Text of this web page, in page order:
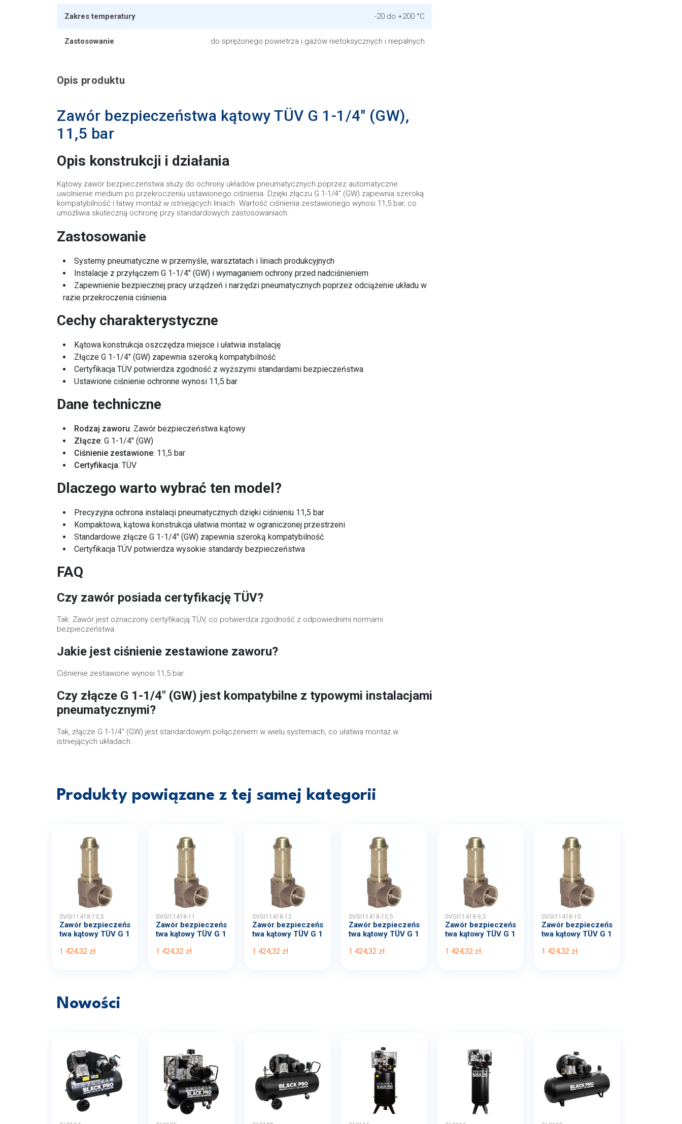
Zakres temperatury -20 do +200 °C
Zastosowanie do sprężonego powietrza i gazów nietoksycznych i niepalnych
Opis produktu
Zawór bezpieczeństwa kątowy TÜV G 1-1/4" (GW),
11,5 bar
Opis konstrukcji i działania
Kątowy zawór bezpieczeństwa służy do ochrony układów pneumatycznych poprzez automatyczne
uwolnienie medium po przekroczeniu ustawionego ciśnienia. Dzięki złączu G 1-1/4" (GW) zapewnia szeroką
kompatybilność i łatwy montaż w istniejących liniach. Wartość ciśnienia zestawionego wynosi 11,5 bar, co
umożliwia skuteczną ochronę przy standardowych zastosowaniach.
Zastosowanie
Systemy pneumatyczne w przemyśle, warsztatach i liniach produkcyjnych
Instalacje z przyłączem G 1-1/4" (GW) i wymaganiem ochrony przed nadciśnieniem
Zapewnienie bezpiecznej pracy urządzeń i narzędzi pneumatycznych poprzez odciążenie układu w
razie przekroczenia ciśnienia
Cechy charakterystyczne
Kątowa konstrukcja oszczędza miejsce i ułatwia instalację
Złącze G 1-1/4" (GW) zapewnia szeroką kompatybilność
Certyfikacja TÜV potwierdza zgodność z wyższymi standardami bezpieczeństwa
Ustawione ciśnienie ochronne wynosi 11,5 bar
Dane techniczne
Rodzaj zaworu: Zawór bezpieczeństwa kątowy
Złącze: G 1-1/4" (GW)
Ciśnienie zestawione: 11,5 bar
Certyfikacja: TÜV
Dlaczego warto wybrać ten model?
Precyzyjna ochrona instalacji pneumatycznych dzięki ciśnieniu 11,5 bar
Kompaktowa, kątowa konstrukcja ułatwia montaż w ograniczonej przestrzeni
Standardowe złącze G 1-1/4" (GW) zapewnia szeroką kompatybilność
Certyfikacja TÜV potwierdza wysokie standardy bezpieczeństwa
FAQ
Czy zawór posiada certyfikację TÜV?
Tak. Zawór jest oznaczony certyfikacją TÜV, co potwierdza zgodność z odpowiednimi normami
bezpieczeństwa.
Jakie jest ciśnienie zestawione zaworu?
Ciśnienie zestawione wynosi 11,5 bar.
Czy złącze G 1-1/4" (GW) jest kompatybilne z typowymi instalacjami
pneumatycznymi?
Tak, złącze G 1-1/4" (GW) jest standardowym połączeniem w wielu systemach, co ułatwia montaż w
istniejących układach.
Produkty powiązane z tej samej kategorii
SVGI11418-13,5
Zawór bezpieczeńs
twa kątowy TÜV G 1
1 424,32 zł
SVGI11418-11
Zawór bezpieczeńs
twa kątowy TÜV G 1
1 424,32 zł
SVGI11418-12
Zawór bezpieczeńs
twa kątowy TÜV G 1
1 424,32 zł
SVGI11418-10,5
Zawór bezpieczeńs
twa kątowy TÜV G 1
1 424,32 zł
SVGI11418-9,5
Zawór bezpieczeńs
twa kątowy TÜV G 1
1 424,32 zł
SVGI11418-10
Zawór bezpieczeńs
twa kątowy TÜV G 1
1 424,32 zł
Nowości